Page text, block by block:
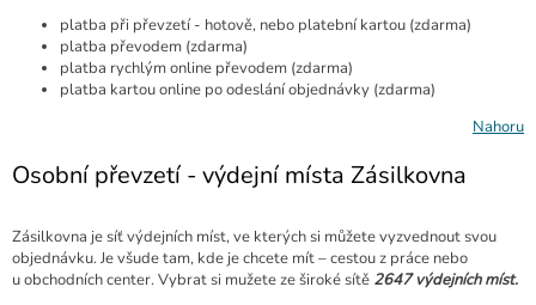
platba při převzetí - hotově, nebo platební kartou (zdarma)
platba převodem (zdarma)
platba rychlým online převodem (zdarma)
platba kartou online po odeslání objednávky (zdarma)
Nahoru
Osobní převzetí - výdejní místa Zásilkovna
Zásilkovna je síť výdejních míst, ve kterých si můžete vyzvednout svou
objednávku. Je všude tam, kde je chcete mít – cestou z práce nebo
u obchodních center. Vybrat si mužete ze široké sítě 2647 výdejních míst.